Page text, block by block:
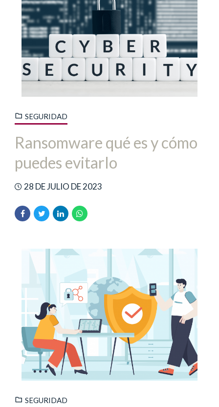
SEGURIDAD
Ransomware qué es y cómo
puedes evitarlo
28 DE JULIO DE 2023
SEGURIDAD